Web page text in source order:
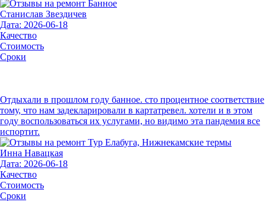
Станислав Звездичев
Дата: 2026-06-18
Качество
Стоимость
Сроки
Отдыхали в прошлом году банное. сто процентное соответствие
тому, что нам задекларировали в картатревел. хотели и в этом
году воспользоваться их услугами, но видимо эта пандемия все
испортит.
Инна Навацкая
Дата: 2026-06-18
Качество
Стоимость
Сроки